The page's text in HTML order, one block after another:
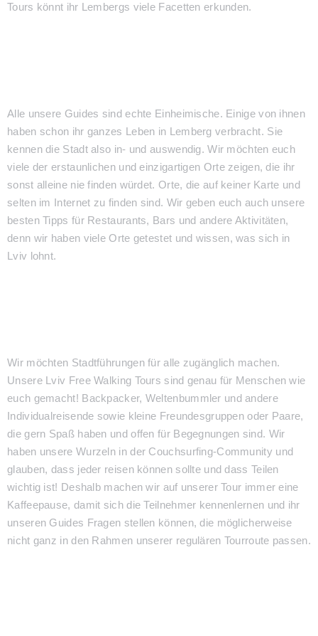
Tours könnt ihr Lembergs viele Facetten erkunden.
Alle unsere Guides sind echte Einheimische. Einige von ihnen
haben schon ihr ganzes Leben in Lemberg verbracht. Sie
kennen die Stadt also in- und auswendig. Wir möchten euch
viele der erstaunlichen und einzigartigen Orte zeigen, die ihr
sonst alleine nie finden würdet. Orte, die auf keiner Karte und
selten im Internet zu finden sind. Wir geben euch auch unsere
besten Tipps für Restaurants, Bars und andere Aktivitäten,
denn wir haben viele Orte getestet und wissen, was sich in
Lviv lohnt.
Wir möchten Stadtführungen für alle zugänglich machen.
Unsere Lviv Free Walking Tours sind genau für Menschen wie
euch gemacht! Backpacker, Weltenbummler und andere
Individualreisende sowie kleine Freundesgruppen oder Paare,
die gern Spaß haben und offen für Begegnungen sind. Wir
haben unsere Wurzeln in der Couchsurfing-Community und
glauben, dass jeder reisen können sollte und dass Teilen
wichtig ist! Deshalb machen wir auf unserer Tour immer eine
Kaffeepause, damit sich die Teilnehmer kennenlernen und ihr
unseren Guides Fragen stellen können, die möglicherweise
nicht ganz in den Rahmen unserer regulären Tourroute passen.